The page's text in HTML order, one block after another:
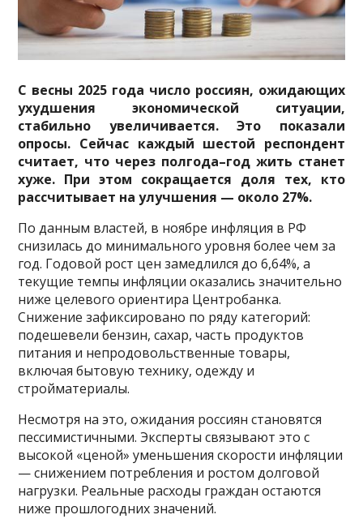
С весны 2025 года число россиян, ожидающих
ухудшения экономической ситуации,
стабильно увеличивается. Это показали
опросы. Сейчас каждый шестой респондент
считает, что через полгода–год жить станет
хуже. При этом сокращается доля тех, кто
рассчитывает на улучшения — около 27%.
По данным властей, в ноябре инфляция в РФ
снизилась до минимального уровня более чем за
год. Годовой рост цен замедлился до 6,64%, а
текущие темпы инфляции оказались значительно
ниже целевого ориентира Центробанка.
Снижение зафиксировано по ряду категорий:
подешевели бензин, сахар, часть продуктов
питания и непродовольственные товары,
включая бытовую технику, одежду и
стройматериалы.
Несмотря на это, ожидания россиян становятся
пессимистичными. Эксперты связывают это с
высокой «ценой» уменьшения скорости инфляции
— снижением потребления и ростом долговой
нагрузки. Реальные расходы граждан остаются
ниже прошлогодних значений.